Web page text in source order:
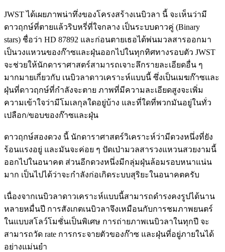
JWST ได้เผยภาพน่าทึ่งของโครงสร้างเนบิวลา นี้ จะเห็นว่ามี
ดาวฤกษ์ที่ตายแล้วริบหรี่ที่ใจกลาง เป็นระบบดาวคู่ (Binary
stars) ชื่อว่า HD 87892 และก่อนตายเธอได้พ่นมวลสารออกมา
เป็นวงแหวนของก๊าซและฝุ่นออกไปในทุกทิศทางรอบตัว JWST
จะช่วยให้นักดาราศาสตร์สามารถเจาะลึกรายละเอียดอื่น ๆ
มากมายเกี่ยวกับ เนบิวลาดาวเคราะห์แบบนี้ ซึ่งเป็นเมฆก๊าซและ
ฝุ่นที่ดาวฤกษ์ที่กำลังจะตาย ภาพที่มีความละเอียดสูงจะเพิ่ม
ความเข้าใจว่ามีโมเลกุลใดอยู่บ้าง และที่ใดที่พวกมันอยู่ในทั่ว
เปลือก/ขอบของก๊าซและฝุ่น
ดาวฤกษ์สองดวง นี้ นักดาราศาสตร์วิเคราะห์ว่ามีดวงหนึ่งที่ยัง
ร้อนแรงอยู่ และมันจะค่อย ๆ ปัดเป่ามวลสารวงแหวนสวยงามนี้
ออกไปในอนาคต ส่วนอีกดวงหนึ่งมีกลุ่มฝุ่นล้อมรอบหนาแน่น
มาก เป็นไปได้ว่าจะกำลังก่อเกิดระบบสุริยะในอนาคตครับ
เนื่องจากเนบิวลาดาวเคราะห์แบบนี้สามารถดำรงคงรูปได้นาน
หลายหมื่นปี การสังเกตเนบิวลาจึงเหมือนกับการชมภาพยนตร์
ในแบบสโลว์โมชั่นเป็นพิเศษ การถ่ายภาพเนบิวลาในทุกปี จะ
สามารถวัด rate การกระจายตัวของก๊าซ และฝุ่นที่อยู่ภายในได้
อย่างแม่นยำ